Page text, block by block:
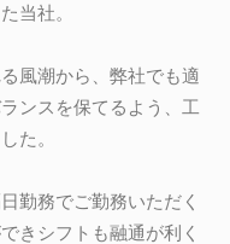
当社。
風潮から、弊社でも適
ンスを保てるよう、工
た。
勤務でご勤務いただく
きシフトも融通が利く